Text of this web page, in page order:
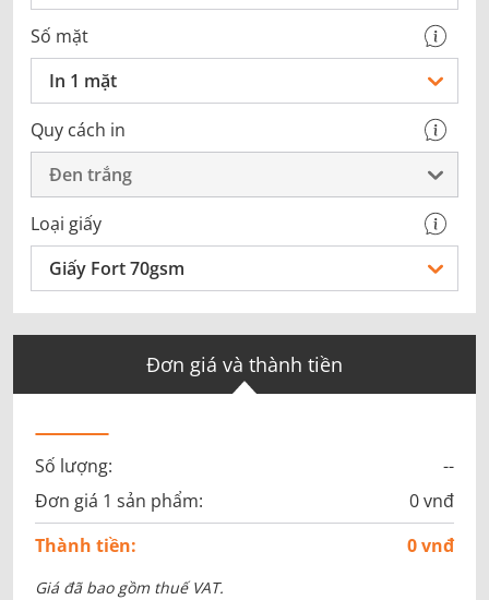
Số mặt
In 1 mặt
Quy cách in
Đen trắng
Loại giấy
Giấy Fort 70gsm
Đơn giá và thành tiền
Số lượng:
--
Đơn giá 1 sản phẩm:
0 vnđ
Thành tiền:
0 vnđ
Giá đã bao gồm thuế VAT.